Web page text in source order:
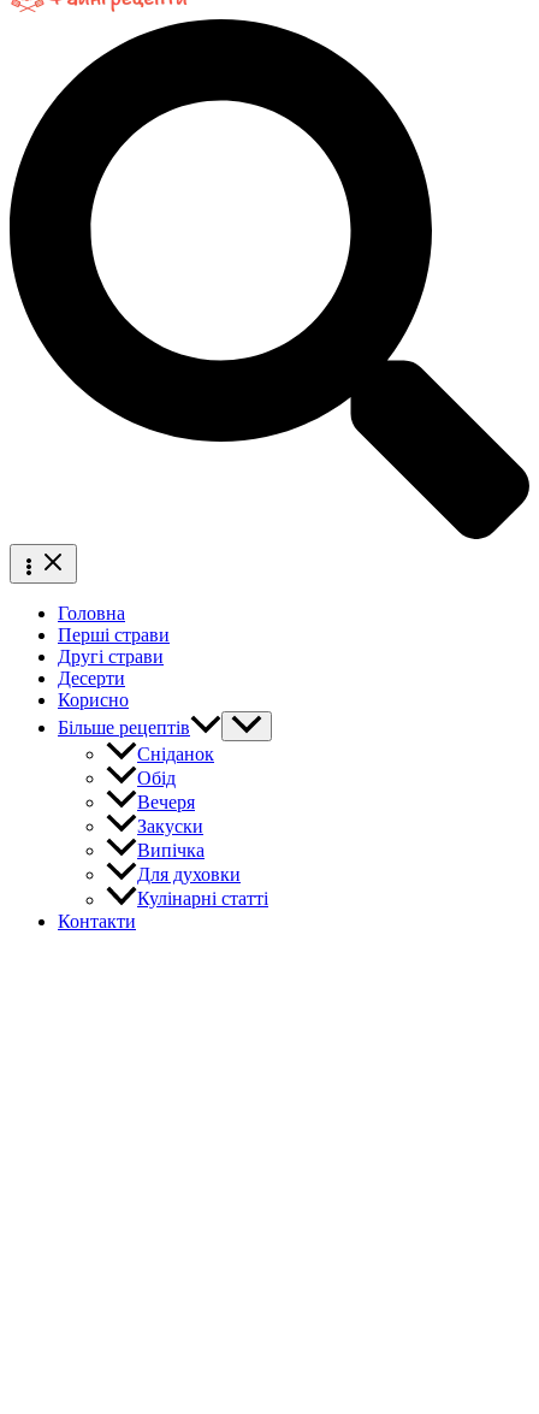
Головна
Перші страви
Другі страви
Десерти
Корисно
Більше рецептів
Сніданок
Обід
Вечеря
Закуски
Випічка
Для духовки
Кулінарні статті
Контакти